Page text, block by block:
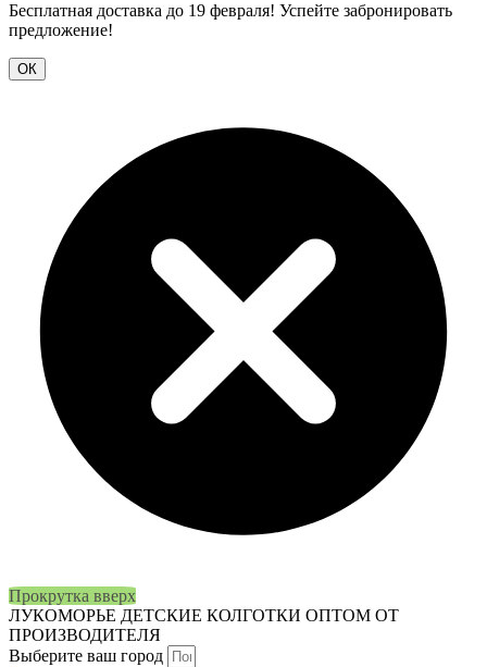
Бесплатная доставка до 19 февраля! Успейте забронировать
предложение!
ОК
Прокрутка вверх
ЛУКОМОРЬЕ ДЕТСКИЕ КОЛГОТКИ ОПТОМ ОТ
ПРОИЗВОДИТЕЛЯ
Выберите ваш город